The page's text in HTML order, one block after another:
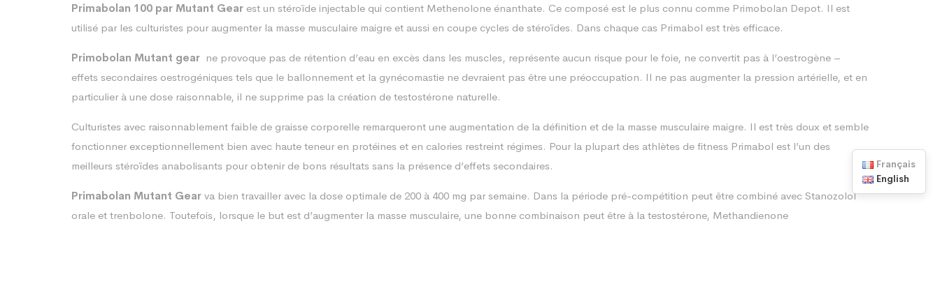
Primabolan 100 par Mutant Gear est un stéroïde injectable qui contient Methenolone énanthate. Ce composé est le plus connu comme Primobolan Depot. Il est
utilisé par les culturistes pour augmenter la masse musculaire maigre et aussi en coupe cycles de stéroïdes. Dans chaque cas Primabol est très efficace.
Primobolan Mutant gear ne provoque pas de rétention d’eau en excès dans les muscles, représente aucun risque pour le foie, ne convertit pas à l’oestrogène –
effets secondaires oestrogéniques tels que le ballonnement et la gynécomastie ne devraient pas être une préoccupation. Il ne pas augmenter la pression artérielle, et en
particulier à une dose raisonnable, il ne supprime pas la création de testostérone naturelle.
Culturistes avec raisonnablement faible de graisse corporelle remarqueront une augmentation de la définition et de la masse musculaire maigre. Il est très doux et semble
fonctionner exceptionnellement bien avec haute teneur en protéines et en calories restreint régimes. Pour la plupart des athlètes de fitness Primabol est l’un des
meilleurs stéroïdes anabolisants pour obtenir de bons résultats sans la présence d’effets secondaires.
Primabolan Mutant Gear va bien travailler avec la dose optimale de 200 à 400 mg par semaine. Dans la période pré-compétition peut être combiné avec Stanozolol
orale et trenbolone. Toutefois, lorsque le but est d’augmenter la masse musculaire, une bonne combinaison peut être à la testostérone, Methandienone
Français
English